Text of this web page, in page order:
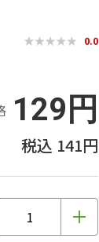
0.0
129円
141円